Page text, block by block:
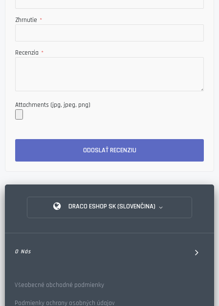
Zhrnutie
Recenzia
Attachments (jpg, jpeg, png)
ODOSLAŤ RECENZIU
DRACO ESHOP SK (SLOVENČINA)
O Nás
Všeobecné obchodné podmienky
Podmienky ochrany osobných údajov